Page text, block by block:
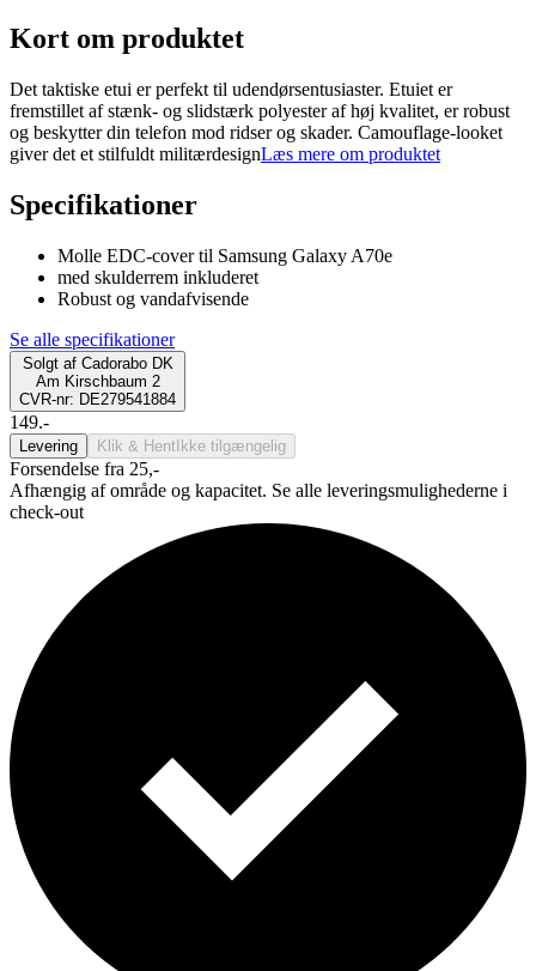
Kort om produktet
Det taktiske etui er perfekt til udendørsentusiaster. Etuiet er
fremstillet af stænk- og slidstærk polyester af høj kvalitet, er robust
og beskytter din telefon mod ridser og skader. Camouflage-looket
giver det et stilfuldt militærdesignLæs mere om produktet
Specifikationer
Molle EDC-cover til Samsung Galaxy A70e
med skulderrem inkluderet
Robust og vandafvisende
Se alle specifikationer
Solgt af Cadorabo DK
Am Kirschbaum 2
CVR-nr: DE279541884
149.-
Levering Klik & Hent Ikke tilgængelig
Forsendelse fra 25,-
Afhængig af område og kapacitet. Se alle leveringsmulighederne i
check-out